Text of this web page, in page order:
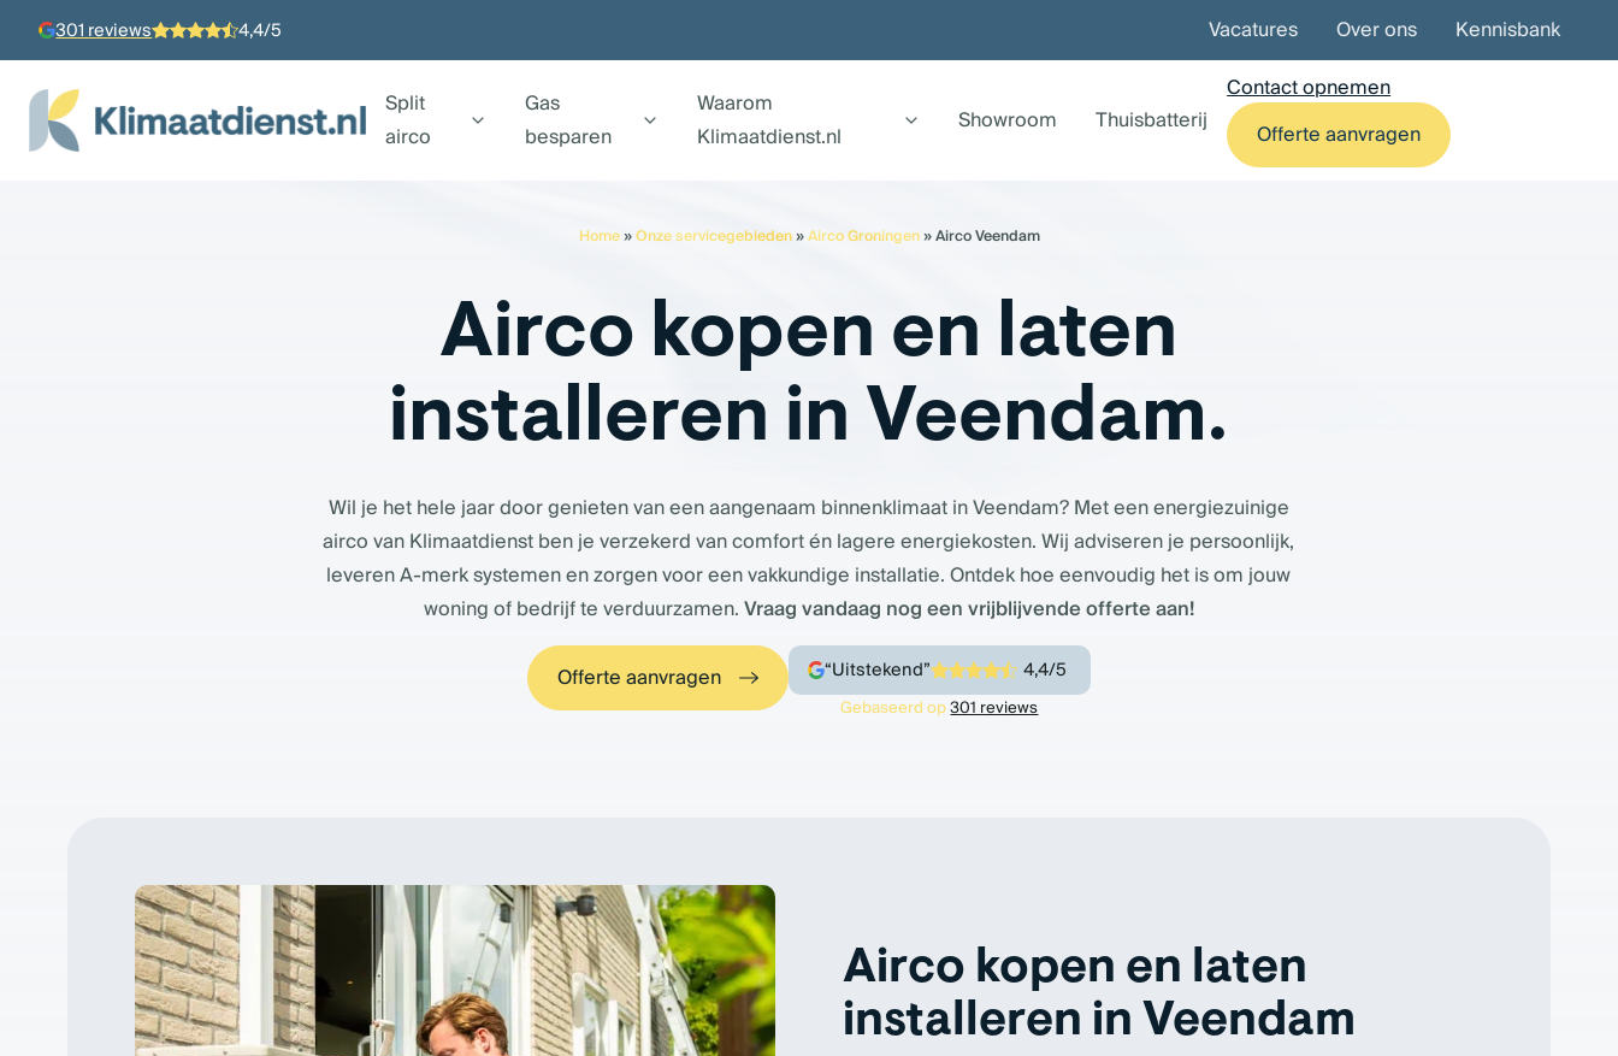
301 reviews 4,4/5 Vacatures Over ons Kennisbank
Split
airco
Gas
besparen
Waarom
Klimaatdienst.nl
Showroom Thuisbatterij
Contact opnemen
Offerte aanvragen
Home»Onze servicegebieden»Airco Groningen»Airco Veendam
Airco kopen en laten
installeren in Veendam.
Wil je het hele jaar door genieten van een aangenaam binnenklimaat in Veendam? Met een energiezuinige
airco van Klimaatdienst ben je verzekerd van comfort én lagere energiekosten. Wij adviseren je persoonlijk,
leveren A-merk systemen en zorgen voor een vakkundige installatie. Ontdek hoe eenvoudig het is om jouw
woning of bedrijf te verduurzamen.Vraag vandaag nog een vrijblijvende offerte aan!
Offerte aanvragen “Uitstekend” 4,4/5
Gebaseerd op301 reviews
Airco kopen en laten
installeren in Veendam